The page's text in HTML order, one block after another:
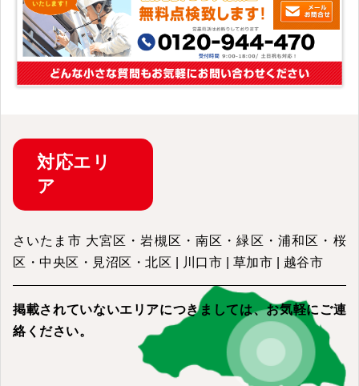
対応エリ
ア
さいたま市 大宮区・岩槻区・南区・緑区・浦和区・桜
区・中央区・見沼区・北区 | 川口市 | 草加市 | 越谷市
掲載されていないエリアにつきましては、お気軽にご連
絡ください。